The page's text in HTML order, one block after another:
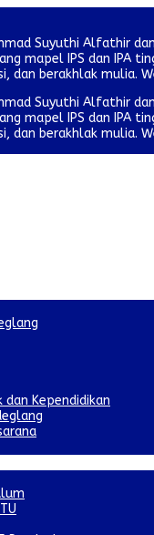
Suyuthi Alfathir
mapel IPS dan IPA
dan berakhlak mulia.
Suyuthi Alfathir
mapel IPS dan IPA
dan berakhlak mulia.
dan Kependidikan